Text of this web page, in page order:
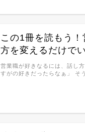
この1冊を読もう
方を変えるだけで
営業職が好きなるには、話し
すがの好きだったらなぁ」 そ